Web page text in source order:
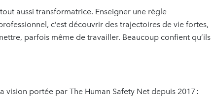
aussi transformatrice. Enseigner une règle
c’est découvrir des trajectoires de vie fortes,
parfois même de travailler. Beaucoup confient qu’ils
vision portée par The Human Safety Net depuis 2017 :